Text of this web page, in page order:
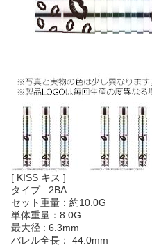
[ KISS キス ]
タイプ : 2BA
セット重量： 約10.0G
単体重量：8.0G
最大径 : 6.3mm
バレル全長： 44.0mm